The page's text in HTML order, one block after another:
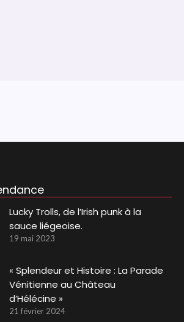
Lucky Trolls, de l’Irish punk à la
sauce liégeoise.
19 mai 2023
« Splendeur et Histoire : La Parade
Vénitienne au Château
d’Hélécine »
21 février 2024